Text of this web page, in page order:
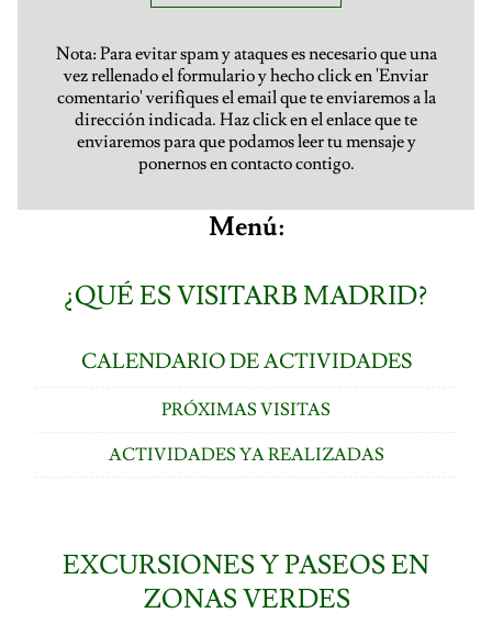
Nota: Para evitar spam y ataques es necesario que una
vez rellenado el formulario y hecho click en 'Enviar
comentario' verifiques el email que te enviaremos a la
dirección indicada. Haz click en el enlace que te
enviaremos para que podamos leer tu mensaje y
ponernos en contacto contigo.
Menú:
¿QUÉ ES VISITARB MADRID?
CALENDARIO DE ACTIVIDADES
PRÓXIMAS VISITAS
ACTIVIDADES YA REALIZADAS
EXCURSIONES Y PASEOS EN
ZONAS VERDES